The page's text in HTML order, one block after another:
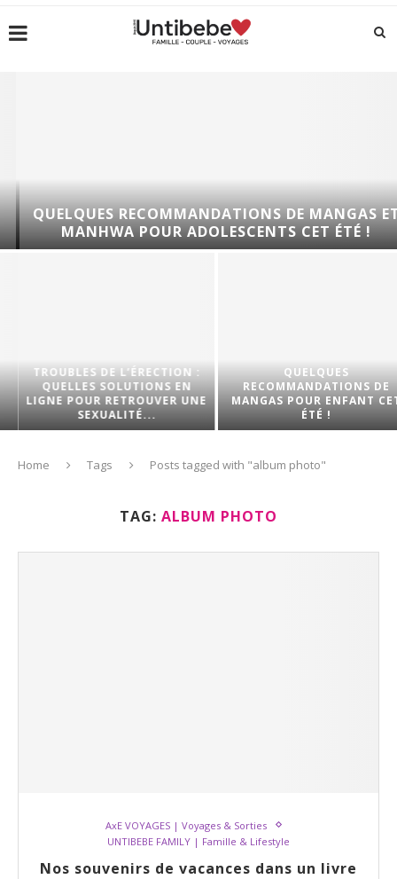
QUELQUES RECOMMANDATIONS DE MANGAS ET
MANHWA POUR ADOLESCENTS CET ÉTÉ !
TROUBLES DE L’ÉRECTION :
QUELLES SOLUTIONS EN
LIGNE POUR RETROUVER UNE
SEXUALITÉ...
QUELQUES
RECOMMANDATIONS DE
MANGAS POUR ENFANT CET
ÉTÉ !
Home Tags Posts tagged with "album photo"
TAG: ALBUM PHOTO
AxE VOYAGES | Voyages & Sorties
UNTIBEBE FAMILY | Famille & Lifestyle
Nos souvenirs de vacances dans un livre